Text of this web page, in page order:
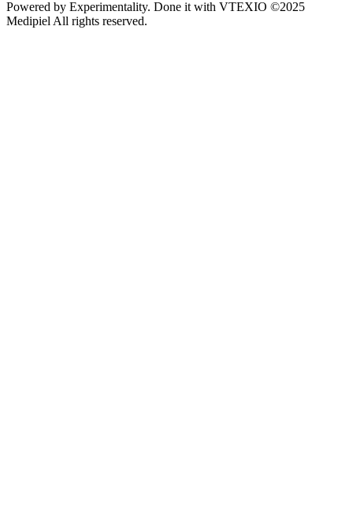
Powered by Experimentality. Done it with VTEXIO ©2025
Medipiel All rights reserved.